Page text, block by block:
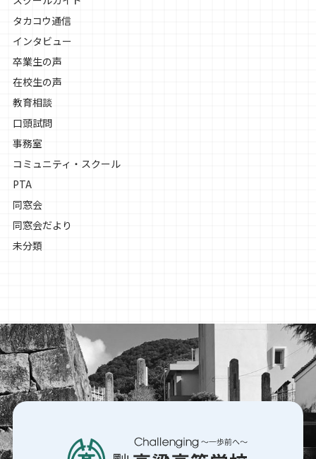
タカコウ通信
インタビュー
卒業生の声
在校生の声
教育相談
口頭試問
事務室
コミュニティ・スクール
PTA
同窓会
同窓会だより
未分類